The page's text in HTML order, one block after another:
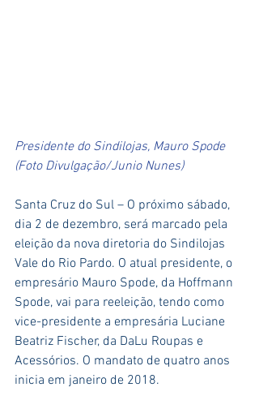
Presidente do Sindilojas, Mauro Spode
(Foto Divulgação/Junio Nunes)
Santa Cruz do Sul – O próximo sábado,
dia 2 de dezembro, será marcado pela
eleição da nova diretoria do Sindilojas
Vale do Rio Pardo. O atual presidente, o
empresário Mauro Spode, da Hoffmann
Spode, vai para reeleição, tendo como
vice-presidente a empresária Luciane
Beatriz Fischer, da DaLu Roupas e
Acessórios. O mandato de quatro anos
inicia em janeiro de 2018.